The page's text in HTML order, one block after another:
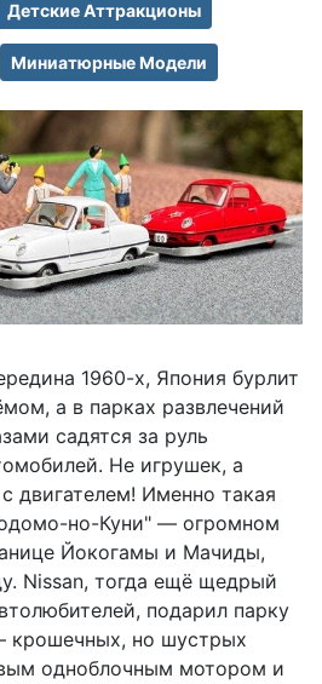
Детские Аттракционы
Миниатюрные Модели
1960-х, Япония бурлит
а в парках развлечений
садятся за руль
Не игрушек, а
двигателем! Именно такая
но-Куни" — огромном
Йокогамы и Мачиды,
Nissan, тогда ещё щедрый
подарил парку
крошечных, но шустрых
одноблочным мотором и